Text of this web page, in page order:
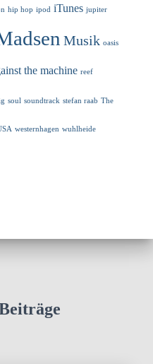
hip hop ipod iTunes jupiter
Musik oasis
the machine reef
soul soundtrack stefan raab The
westernhagen wuhlheide